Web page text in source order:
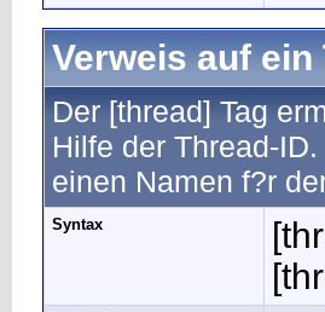
Verweis auf ein
Der [thread] Tag
Hilfe der Thread-
einen Namen f?r
Syntax